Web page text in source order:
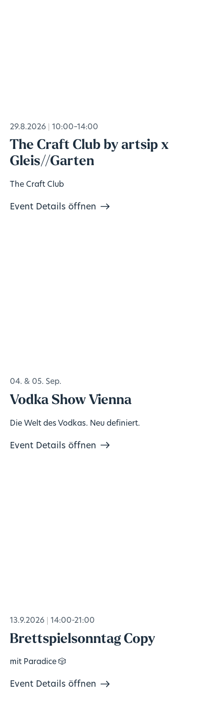
29.8.2026 10:00–14:00
The Craft Club by artsip x
Gleis//Garten
The Craft Club
Event Details öffnen
04. & 05. Sep.
Vodka Show Vienna
Die Welt des Vodkas. Neu definiert.
Event Details öffnen
13.9.2026 14:00-21:00
Brettspielsonntag Copy
mit Paradice 🎲
Event Details öffnen